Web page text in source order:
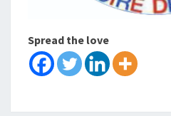
Spread the love